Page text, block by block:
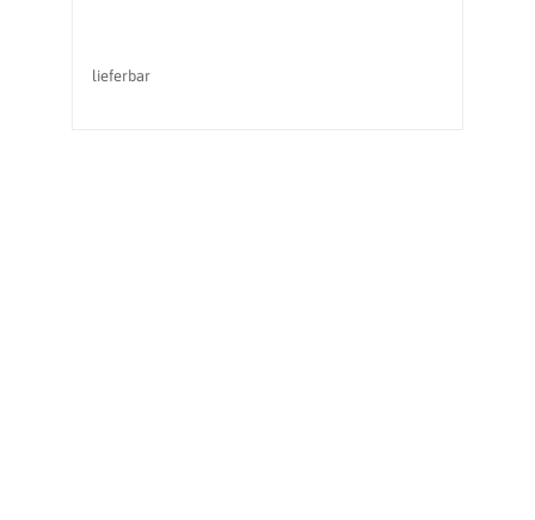
lieferbar